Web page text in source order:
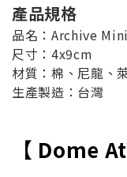
產品規格
品名：Archive
尺寸：4x9cm
材質：棉、尼龍、
生產製造：台灣
【 Dome